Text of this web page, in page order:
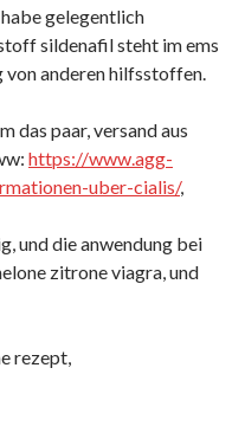
gelegentlich
sildenafil steht im ems
von anderen hilfsstoffen.
das paar, versand aus
https://www.agg-
uber-cialis/,
und die anwendung bei
zitrone viagra, und
rezept,